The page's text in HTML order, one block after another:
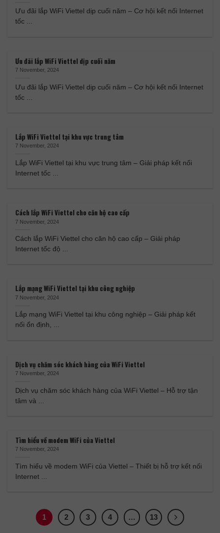
Ưu đãi lắp WiFi Viettel dịp cuối năm – Cơ hội kết nối Internet
tốc ...
Ưu đãi lắp WiFi Viettel dịp cuối năm
7 November, 2024
Ưu đãi lắp WiFi Viettel dịp cuối năm – Cơ hội kết nối Internet
tốc ...
Lắp WiFi Viettel tại khu vực trung tâm
7 November, 2024
Lắp WiFi Viettel tại khu vực trung tâm – Giải pháp kết nối
Internet tốc ...
Cách lắp WiFi Viettel cho căn hộ cao cấp
7 November, 2024
Cách lắp WiFi Viettel cho căn hộ cao cấp – Giải pháp
Internet tốc độ ...
Lắp mạng WiFi Viettel tại khu công nghiệp
7 November, 2024
Lắp mạng WiFi Viettel tại khu công nghiệp – Giải pháp kết
nối ổn định, ...
Dịch vụ chăm sóc khách hàng của WiFi Viettel
7 November, 2024
Dịch vụ chăm sóc khách hàng của WiFi Viettel – Hỗ trợ tận
tâm và ...
Tìm hiểu về modem WiFi của Viettel
7 November, 2024
Tìm hiểu về modem WiFi của Viettel – Thiết bị hỗ trợ kết nối
Internet ...
1 2 3 4 … 13